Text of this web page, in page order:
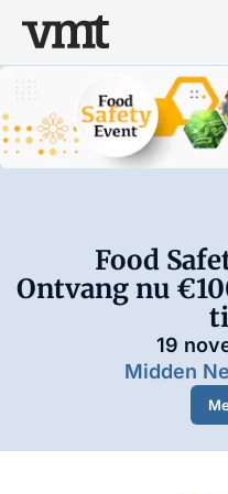
Food
Ontvang nu
19
Midden